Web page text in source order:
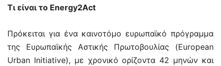
Τι είναι το Energy2Act
Πρόκειται για ένα καινοτόμο ευρωπαϊκό πρόγραμμα
της Ευρωπαϊκής Αστικής Πρωτοβουλίας (European
Urban Initiative), με χρονικό ορίζοντα 42 μηνών και